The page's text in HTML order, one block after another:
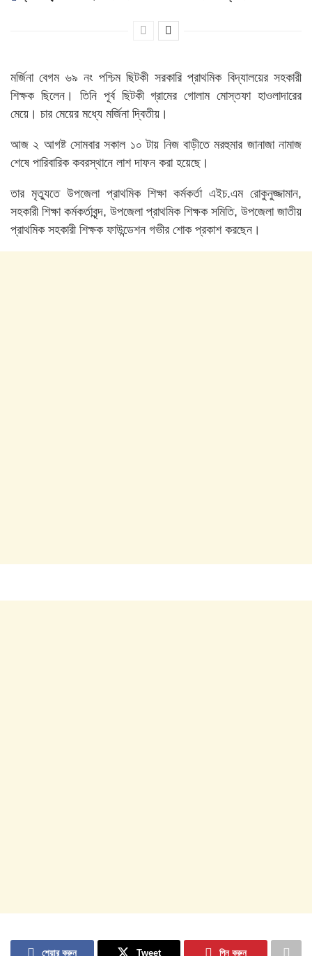
মর্জিনা বেগম ৬৯ নং পশ্চিম ছিটকী সরকারি প্রাথমিক বিদ্যালয়ের সহকারী
শিক্ষক ছিলেন। তিনি পূর্ব ছিটকী গ্রামের গোলাম মোস্তফা হাওলাদারের
মেয়ে। চার মেয়ের মধ্যে মর্জিনা দ্বিতীয়।
আজ ২ আগষ্ট সোমবার সকাল ১০ টায় নিজ বাড়ীতে মরহুমার জানাজা নামাজ
শেষে পারিবারিক কবরস্থানে লাশ দাফন করা হয়েছে।
তার মৃত্যুতে উপজেলা প্রাথমিক শিক্ষা কর্মকর্তা এইচ.এম রোকুনুজ্জামান,
সহকারী শিক্ষা কর্মকর্তাবৃন্দ, উপজেলা প্রাথমিক শিক্ষক সমিতি, উপজেলা জাতীয়
প্রাথমিক সহকারী শিক্ষক ফাউন্ডেশন গভীর শোক প্রকাশ করছেন।
শেয়ার করুন Tweet পিন করুন